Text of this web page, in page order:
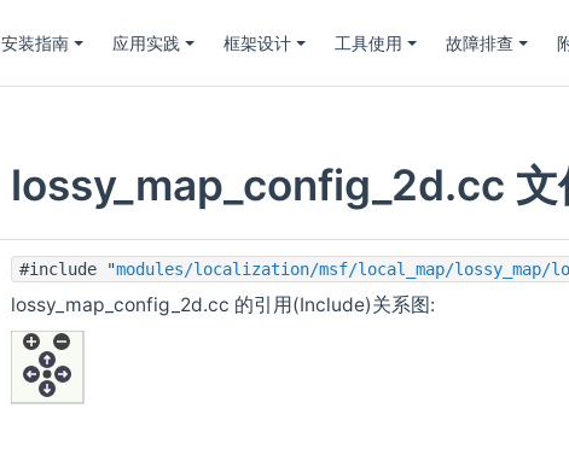
安装指南 应用实践 框架设计 工具使用 故障排查
lossy_map_config_2d.cc 文
#include "modules/localization/msf/local_map/lossy_map/
lossy_map_config_2d.cc 的引用(Include)关系图: